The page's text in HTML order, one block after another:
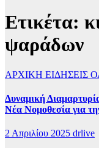
Ετικέτα:
ψαράδων
ΑΡΧΙΚΗ ΕΙΔΗΣΕΙΣ
Δυναμική
Νέα Νομοθεσία για
2 Απριλίου 2025 drlive